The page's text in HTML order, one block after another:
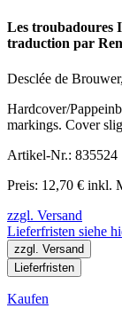
Les troubadoures
traduction par
Desclée de
Hardcover/
markings. Cover
Artikel-Nr.: 835524
Preis: 12,70 € inkl.
zzgl. Versand
Lieferfristen siehe
zzgl. Versand
Lieferfristen
Kaufen